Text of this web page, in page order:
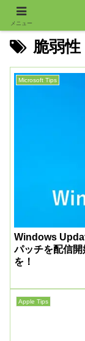
脆弱性
Microsoft Tips
Windows
パッチを配信
を！
Apple Tips
メニュー